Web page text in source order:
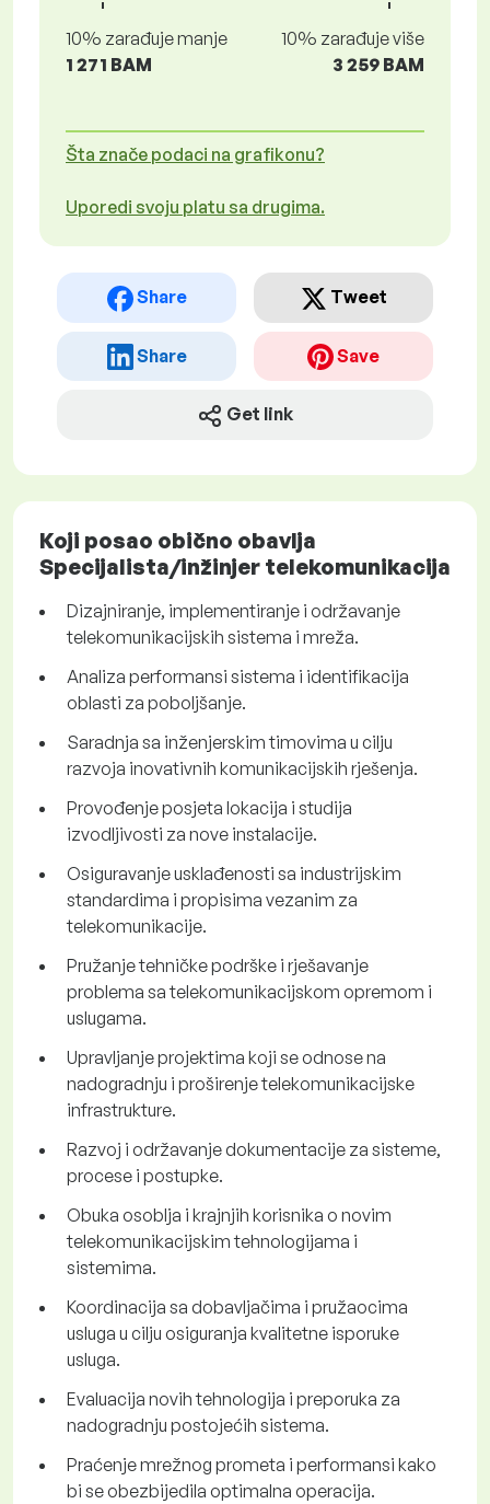
10% zarađuje manje
1 271 BAM
10% zarađuje više
3 259 BAM
Šta znače podaci na grafikonu?
Uporedi svoju platu sa drugima.
Share Tweet
Share Save
Get link
Koji posao obično obavlja
Specijalista/inžinjer telekomunikacija
Dizajniranje, implementiranje i održavanje
telekomunikacijskih sistema i mreža.
Analiza performansi sistema i identifikacija
oblasti za poboljšanje.
Saradnja sa inženjerskim timovima u cilju
razvoja inovativnih komunikacijskih rješenja.
Provođenje posjeta lokacija i studija
izvodljivosti za nove instalacije.
Osiguravanje usklađenosti sa industrijskim
standardima i propisima vezanim za
telekomunikacije.
Pružanje tehničke podrške i rješavanje
problema sa telekomunikacijskom opremom i
uslugama.
Upravljanje projektima koji se odnose na
nadogradnju i proširenje telekomunikacijske
infrastrukture.
Razvoj i održavanje dokumentacije za sisteme,
procese i postupke.
Obuka osoblja i krajnjih korisnika o novim
telekomunikacijskim tehnologijama i
sistemima.
Koordinacija sa dobavljačima i pružaocima
usluga u cilju osiguranja kvalitetne isporuke
usluga.
Evaluacija novih tehnologija i preporuka za
nadogradnju postojećih sistema.
Praćenje mrežnog prometa i performansi kako
bi se obezbijedila optimalna operacija.